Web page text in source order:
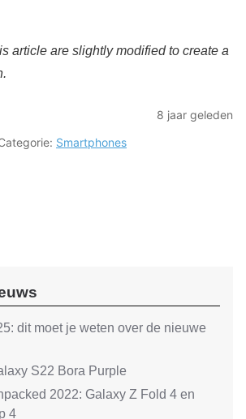
article are slightly modified to create a
8 jaar geleden
Smartphones
dit moet je weten over de nieuwe
S22 Bora Purple
2022: Galaxy Z Fold 4 en
4